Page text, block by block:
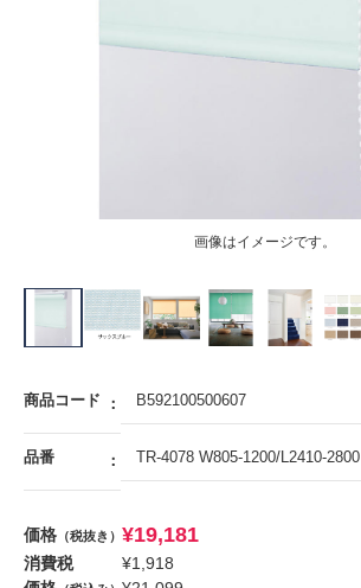
画像はイメージです。
商品コード B592100500607
品番 TR-4078 W805-1200/L2410-2800
価格 （税抜き） ¥19,181
消費税 ¥1,918